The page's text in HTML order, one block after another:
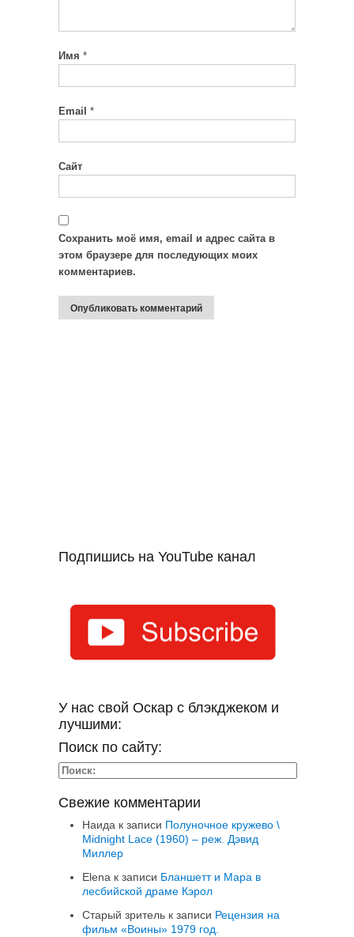
Имя *
Email *
Сайт
Сохранить моё имя, email и адрес сайта в
этом браузере для последующих моих
комментариев.
Подпишись на YouTube канал
У нас свой Оскар с блэкджеком и
лучшими:
Поиск по сайту:
Свежие комментарии
Наида к записи Полуночное кружево \
Midnight Lace (1960) – реж. Дэвид
Миллер
Elena к записи Бланшетт и Мара в
лесбийской драме Кэрол
Старый зритель к записи Рецензия на
фильм «Воины» 1979 год.